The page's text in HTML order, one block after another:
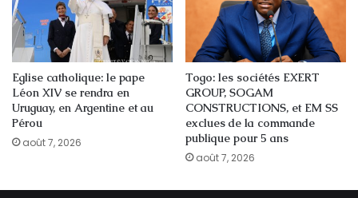
Eglise catholique: le pape
Léon XIV se rendra en
Uruguay, en Argentine et au
Pérou
août 7, 2026
Togo: les sociétés EXERT
GROUP, SOGAM
CONSTRUCTIONS, et EM SS
exclues de la commande
publique pour 5 ans
août 7, 2026